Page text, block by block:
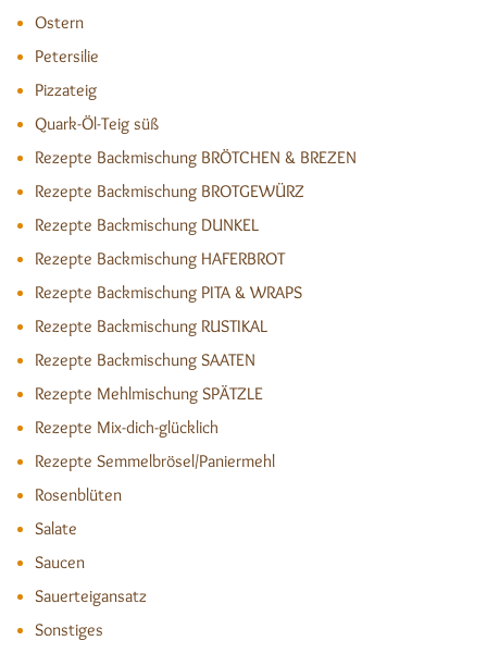
Ostern
Petersilie
Pizzateig
Quark-Öl-Teig süß
Rezepte Backmischung BRÖTCHEN & BREZEN
Rezepte Backmischung BROTGEWÜRZ
Rezepte Backmischung DUNKEL
Rezepte Backmischung HAFERBROT
Rezepte Backmischung PITA & WRAPS
Rezepte Backmischung RUSTIKAL
Rezepte Backmischung SAATEN
Rezepte Mehlmischung SPÄTZLE
Rezepte Mix-dich-glücklich
Rezepte Semmelbrösel/Paniermehl
Rosenblüten
Salate
Saucen
Sauerteigansatz
Sonstiges